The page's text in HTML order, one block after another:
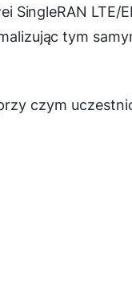
SingleRAN LTE/
tym
czym